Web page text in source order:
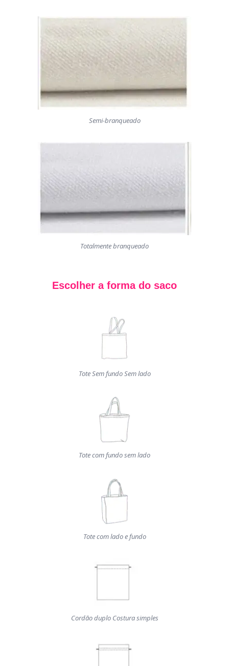
Semi-branqueado
Totalmente branqueado
Escolher a forma do saco
Tote Sem fundo Sem lado
Tote com fundo sem lado
Tote com lado e fundo
Cordão duplo Costura simples